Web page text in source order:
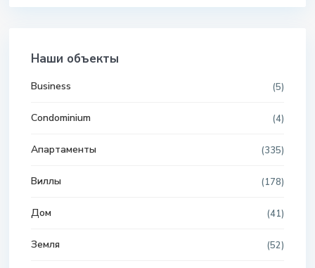
Наши объекты
Business (5)
Condominium (4)
Апартаменты (335)
Виллы (178)
Дом (41)
Земля (52)